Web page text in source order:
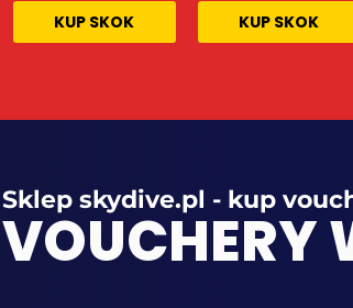
KUP SKOK
KUP SKOK
Sklep skydive.pl - kup
VOUCHERY